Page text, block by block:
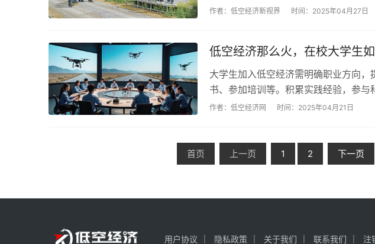
援等。低空经济仍面临政策法规、技术
作者：低空经济新视界 时间：2025年04月27日
低空经济那么火，在校大学生
大学生加入低空经济需明确职业方向
书、参加培训等。积累实践经验，参
素质，利用在线资源。这将为职业发
作者：低空经济网 时间：2025年04月21日
首页 上一页 1 2 下一页
用户协议 隐私政策 关于我们 联系我们 注